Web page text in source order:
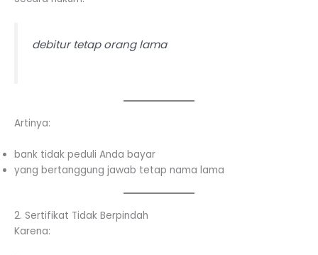
debitur tetap orang lama
Artinya:
bank tidak peduli Anda bayar
yang bertanggung jawab tetap nama lama
2. Sertifikat Tidak Berpindah
Karena: